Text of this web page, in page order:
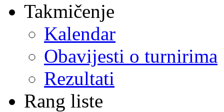
Takmičenje
Kalendar
Obavijesti o turnirima
Rezultati
Rang liste